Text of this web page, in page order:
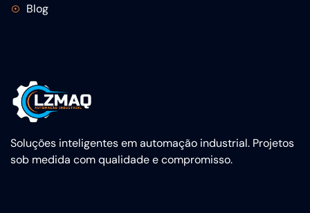
Soluções inteligentes em automação industrial. Projetos
sob medida com qualidade e compromisso.
Blog